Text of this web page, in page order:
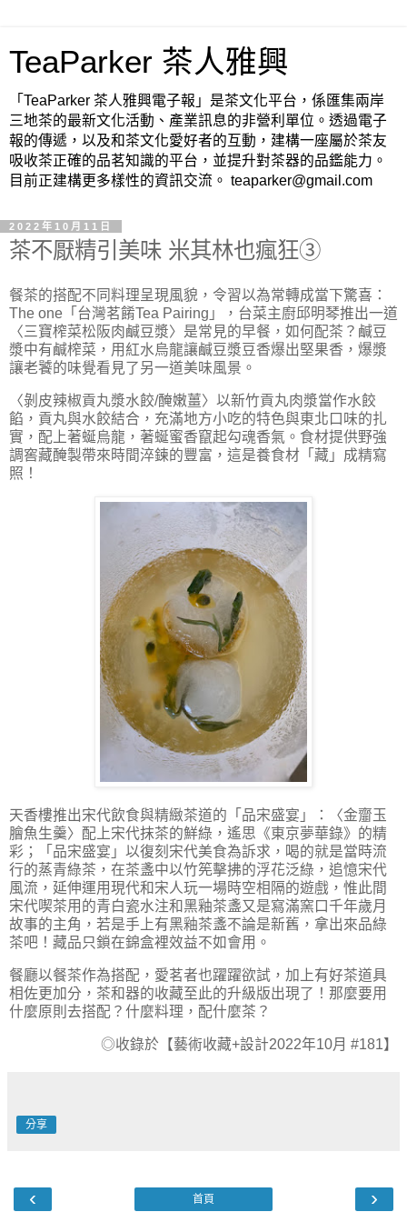
TeaParker 茶人雅興
「TeaParker 茶人雅興電子報」是茶文化平台，係匯集兩岸
三地茶的最新文化活動、產業訊息的非營利單位。透過電子
報的傳遞，以及和茶文化愛好者的互動，建構一座屬於茶友
吸收茶正確的品茗知識的平台，並提升對茶器的品鑑能力。
目前正建構更多樣性的資訊交流。 teaparker@gmail.com
2022年10月11日
茶不厭精引美味 米其林也瘋狂③
餐茶的搭配不同料理呈現風貌，令習以為常轉成當下驚喜：
The one「台灣茗餚Tea Pairing」，台菜主廚邱明琴推出一道
〈三寶榨菜松阪肉鹹豆漿〉是常見的早餐，如何配茶？鹹豆
漿中有鹹榨菜，用紅水烏龍讓鹹豆漿豆香爆出堅果香，爆漿
讓老饕的味覺看見了另一道美味風景。
〈剝皮辣椒貢丸漿水餃/醃嫩薑〉以新竹貢丸肉漿當作水餃
餡，貢丸與水餃結合，充滿地方小吃的特色與東北口味的扎
實，配上著蜒烏龍，著蜒蜜香竄起勾魂香氣。食材提供野強
調窖藏醃製帶來時間淬鍊的豐富，這是養食材「藏」成精寫
照！
天香樓推出宋代飲食與精緻茶道的「品宋盛宴」：〈金齏玉
膾魚生羹〉配上宋代抹茶的鮮綠，遙思《東京夢華錄》的精
彩；「品宋盛宴」以復刻宋代美食為訴求，喝的就是當時流
行的蒸青綠茶，在茶盞中以竹筅擊拂的浮花泛綠，追憶宋代
風流，延伸運用現代和宋人玩一場時空相隔的遊戲，惟此間
宋代喫茶用的青白瓷水注和黑釉茶盞又是寫滿窯口千年歲月
故事的主角，若是手上有黑釉茶盞不論是新舊，拿出來品綠
茶吧！藏品只鎖在錦盒裡效益不如會用。
餐廳以餐茶作為搭配，愛茗者也躍躍欲試，加上有好茶道具
相佐更加分，茶和器的收藏至此的升級版出現了！那麼要用
什麼原則去搭配？什麼料理，配什麼茶？
◎收錄於【藝術收藏+設計2022年10月 #181】
分享
‹ ›
首頁